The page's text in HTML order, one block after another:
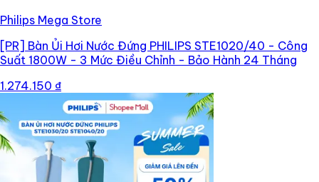
Philips Mega Store
[PR] Bàn Ủi Hơi Nước Đứng PHILIPS STE1020/40 - Công
Suất 1800W - 3 Mức Điều Chỉnh - Bảo Hành 24 Tháng
1.274.150 ₫